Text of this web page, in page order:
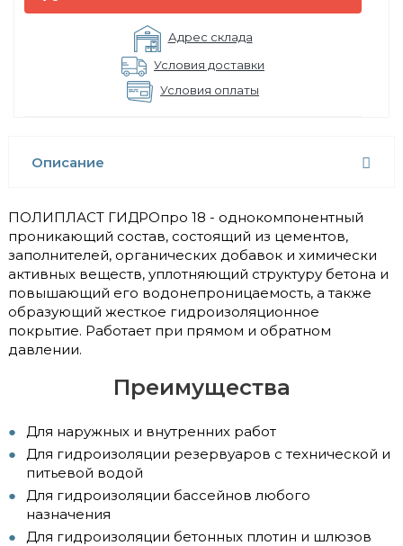
Адрес склада
Условия доставки
Условия оплаты
Описание
ПОЛИПЛАСТ ГИДРОпро 18 - однокомпонентный
проникающий состав, состоящий из цементов,
заполнителей, органических добавок и химически
активных веществ, уплотняющий структуру бетона и
повышающий его водонепроницаемость, а также
образующий жесткое гидроизоляционное
покрытие. Работает при прямом и обратном
давлении.
Преимущества
Для наружных и внутренних работ
Для гидроизоляции резервуаров с технической и
питьевой водой
Для гидроизоляции бассейнов любого
назначения
Для гидроизоляции бетонных плотин и шлюзов